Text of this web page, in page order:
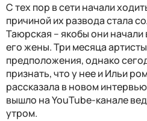
С тех пор в сети начали
причиной их развода стала
Таюрская – якобы они начали
его жены. Три месяца
предположения, однако
признать, что у нее и Ильи
рассказала в новом
вышло на YouTube-канале
утром.